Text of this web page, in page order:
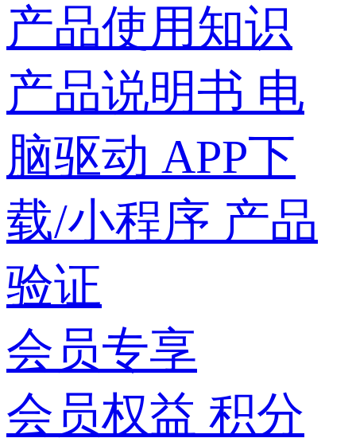
产品使用知识
产品说明书 电
脑驱动 APP下
载/小程序 产品
验证
会员专享
会员权益 积分